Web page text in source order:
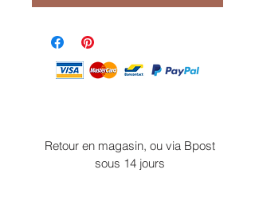
Retour en magasin, ou via Bpost
sous 14 jours